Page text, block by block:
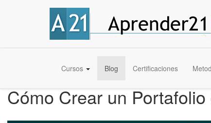
Cursos Blog Certificaciones
Cómo Crear un